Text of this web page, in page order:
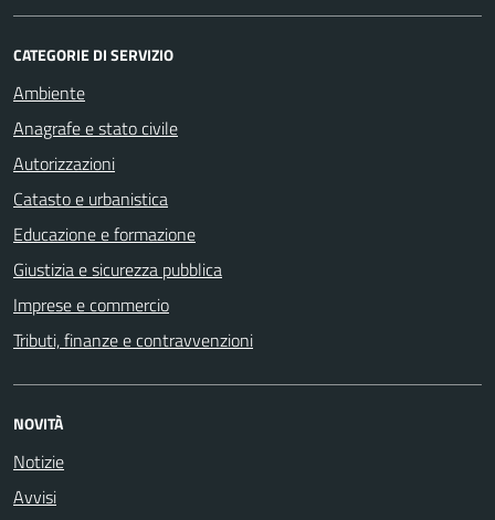
CATEGORIE DI SERVIZIO
Ambiente
Anagrafe e stato civile
Autorizzazioni
Catasto e urbanistica
Educazione e formazione
Giustizia e sicurezza pubblica
Imprese e commercio
Tributi, finanze e contravvenzioni
NOVITÀ
Notizie
Avvisi